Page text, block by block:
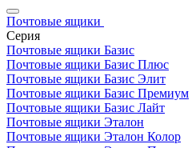
Почтовые ящики
Серия
Почтовые ящики Базис
Почтовые ящики Базис Плюс
Почтовые ящики Базис Элит
Почтовые ящики Базис Премиум
Почтовые ящики Базис Лайт
Почтовые ящики Эталон
Почтовые ящики Эталон Колор